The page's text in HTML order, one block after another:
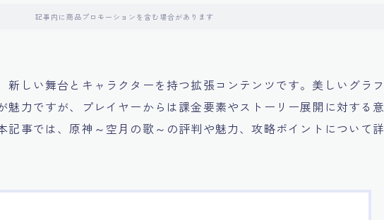
記事内に商品プロモーションを含む場合があります
新しい舞台とキャラクターを持つ拡張コンテンツです。美しいグラフ
魅力ですが、プレイヤーからは課金要素やストーリー展開に対する意
記事では、原神～空月の歌～の評判や魅力、攻略ポイントについて詳